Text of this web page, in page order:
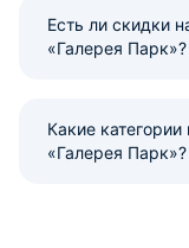
Есть ли скидки
«Галерея Парк»?
Какие
«Галерея Парк»?